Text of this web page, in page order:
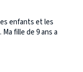
enfants et les
fille de 9 ans a